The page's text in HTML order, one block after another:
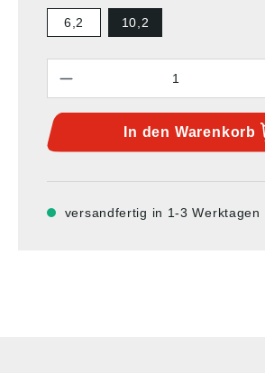
6,2 10,2
In den Warenkorb
versandfertig in 1-3 Werktagen